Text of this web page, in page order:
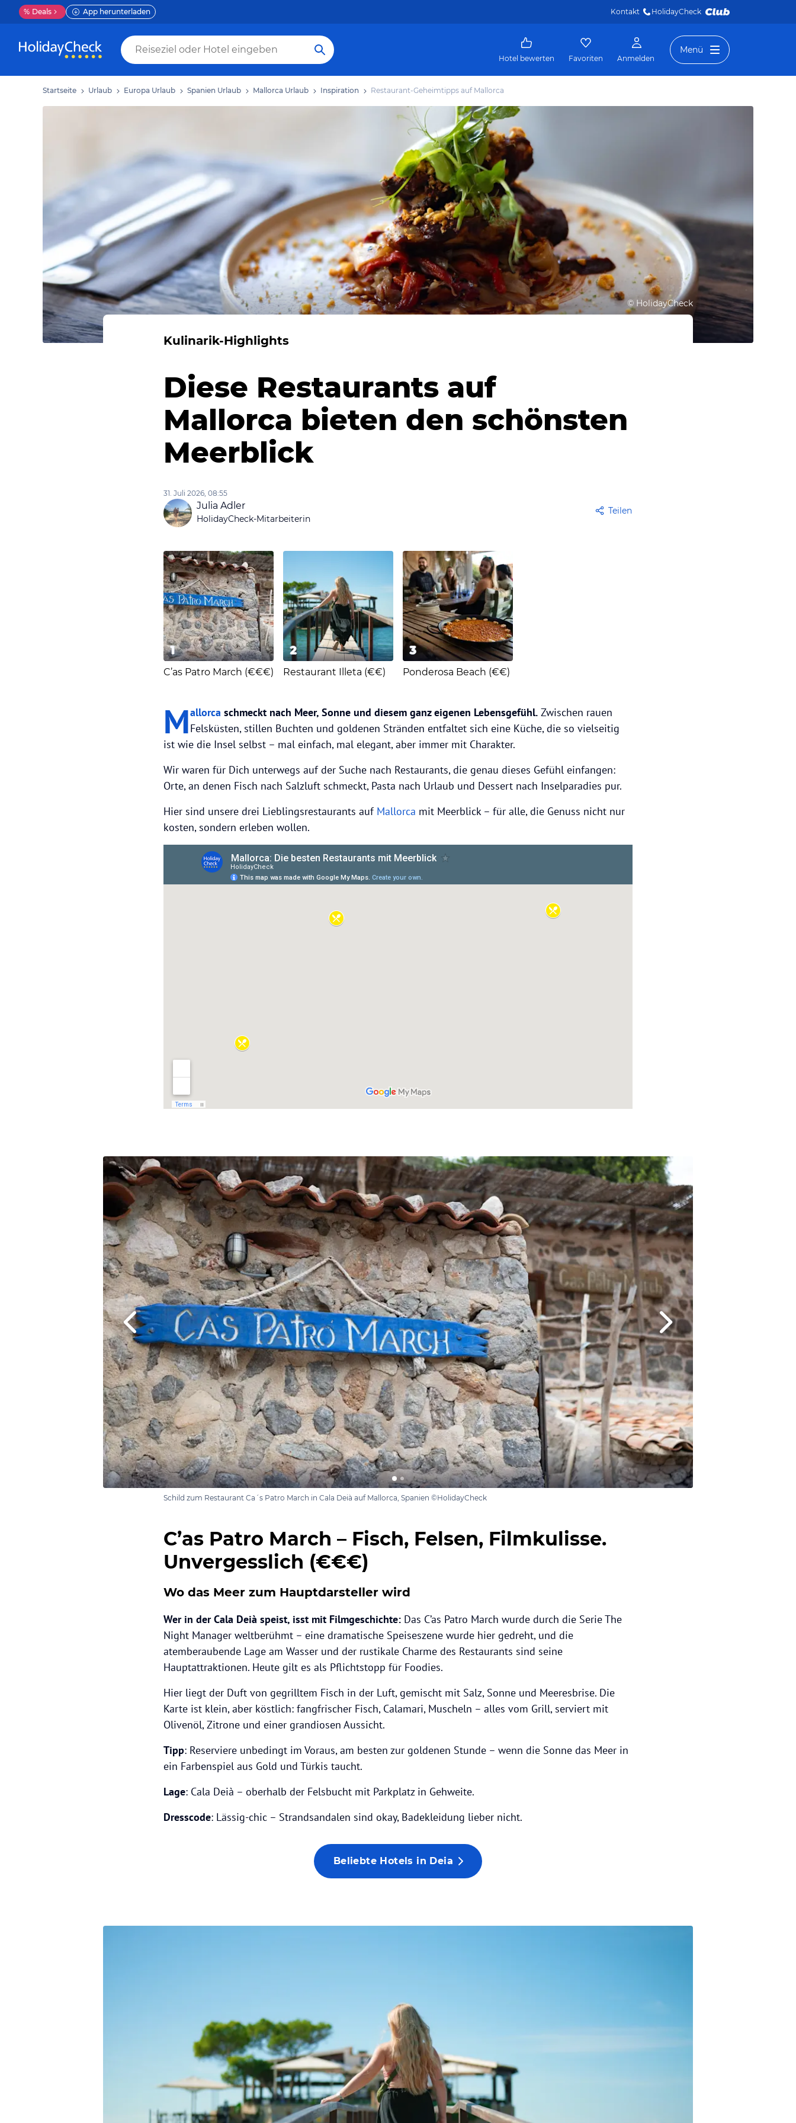
% Deals App herunterladen Kontakt HolidayCheck
Hotel bewerten Favoriten Anmelden
Menü
Startseite Urlaub Europa Urlaub Spanien Urlaub Mallorca Urlaub Inspiration Restaurant-Geheimtipps auf Mallorca
© HolidayCheck
Kulinarik-Highlights
Diese Restaurants auf
Mallorca bieten den schönsten
Meerblick
31. Juli 2026, 08:55
Julia Adler
HolidayCheck-Mitarbeiterin
Teilen
1
C’as Patro March (€€€)
2
Restaurant Illeta (€€)
3
Ponderosa Beach (€€)
Mallorca schmeckt nach Meer, Sonne und diesem ganz eigenen Lebensgefühl. Zwischen rauen
Felsküsten, stillen Buchten und goldenen Stränden entfaltet sich eine Küche, die so vielseitig
ist wie die Insel selbst – mal einfach, mal elegant, aber immer mit Charakter.
Wir waren für Dich unterwegs auf der Suche nach Restaurants, die genau dieses Gefühl einfangen:
Orte, an denen Fisch nach Salzluft schmeckt, Pasta nach Urlaub und Dessert nach Inselparadies pur.
Hier sind unsere drei Lieblingsrestaurants auf Mallorca mit Meerblick – für alle, die Genuss nicht nur
kosten, sondern erleben wollen.
Schild zum Restaurant Ca´s Patro March in Cala Deià auf Mallorca, Spanien ©HolidayCheck
C’as Patro March – Fisch, Felsen, Filmkulisse.
Unvergesslich (€€€)
Wo das Meer zum Hauptdarsteller wird
Wer in der Cala Deià speist, isst mit Filmgeschichte: Das C’as Patro March wurde durch die Serie The
Night Manager weltberühmt – eine dramatische Speiseszene wurde hier gedreht, und die
atemberaubende Lage am Wasser und der rustikale Charme des Restaurants sind seine
Hauptattraktionen. Heute gilt es als Pflichtstopp für Foodies.
Hier liegt der Duft von gegrilltem Fisch in der Luft, gemischt mit Salz, Sonne und Meeresbrise. Die
Karte ist klein, aber köstlich: fangfrischer Fisch, Calamari, Muscheln – alles vom Grill, serviert mit
Olivenöl, Zitrone und einer grandiosen Aussicht.
Tipp: Reserviere unbedingt im Voraus, am besten zur goldenen Stunde – wenn die Sonne das Meer in
ein Farbenspiel aus Gold und Türkis taucht.
Lage: Cala Deià – oberhalb der Felsbucht mit Parkplatz in Gehweite.
Dresscode: Lässig-chic – Strandsandalen sind okay, Badekleidung lieber nicht.
Beliebte Hotels in Deia